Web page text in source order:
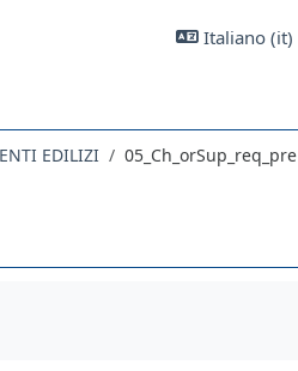
Italiano ‎(it)‎
EDILIZI 05_Ch_orSup_req_pre